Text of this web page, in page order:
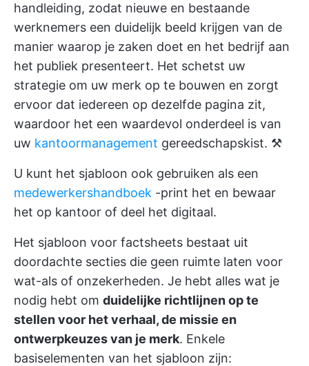
handleiding, zodat nieuwe en bestaande
werknemers een duidelijk beeld krijgen van de
manier waarop je zaken doet en het bedrijf aan
het publiek presenteert. Het schetst uw
strategie om uw merk op te bouwen en zorgt
ervoor dat iedereen op dezelfde pagina zit,
waardoor het een waardevol onderdeel is van
uw kantoormanagement gereedschapskist. ⚒️
U kunt het sjabloon ook gebruiken als een
medewerkershandboek -print het en bewaar
het op kantoor of deel het digitaal.
Het sjabloon voor factsheets bestaat uit
doordachte secties die geen ruimte laten voor
wat-als of onzekerheden. Je hebt alles wat je
nodig hebt om duidelijke richtlijnen op te
stellen voor het verhaal, de missie en
ontwerpkeuzes van je merk. Enkele
basiselementen van het sjabloon zijn: